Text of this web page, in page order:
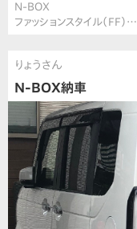
N-BOX
ファッションスタイル（FF）…
りょうさん
N-BOX納車